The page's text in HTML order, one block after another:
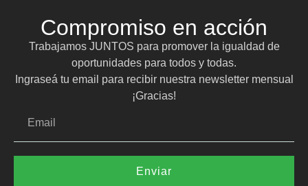
Compromiso en acción
Trabajamos JUNTOS para promover la igualdad de
oportunidades para todos y todas.
Ingraseá tu email para recibir nuestra newsletter mensual
¡Gracias!
Enviar